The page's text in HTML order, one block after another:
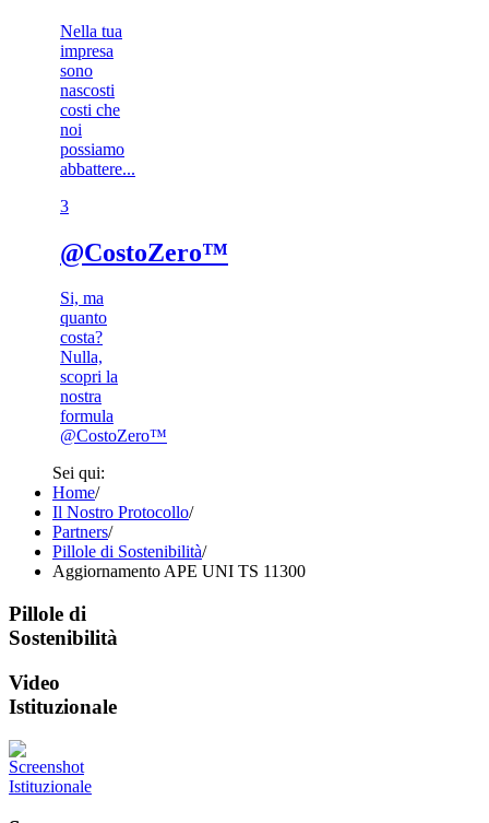
Nella tua
impresa
sono
nascosti
costi che
noi
possiamo
abbattere...
3​
@CostoZero™
Si, ma
quanto
costa?
Nulla,
scopri la
nostra
formula
@CostoZero™
Sei qui:
Home/
Il Nostro Protocollo/
Partners/
Pillole di Sostenibilità/
Aggiornamento APE UNI TS 11300
Pillole di
Sostenibilità
Video
Istituzionale